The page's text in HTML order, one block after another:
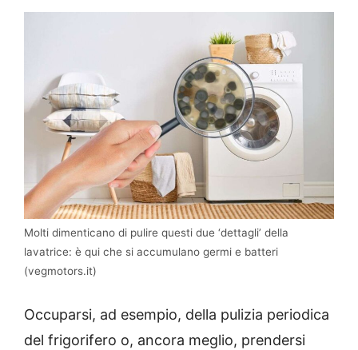
Molti dimenticano di pulire questi due ‘dettagli’ della
lavatrice: è qui che si accumulano germi e batteri
(vegmotors.it)
Occuparsi, ad esempio, della pulizia periodica
del frigorifero o, ancora meglio, prendersi